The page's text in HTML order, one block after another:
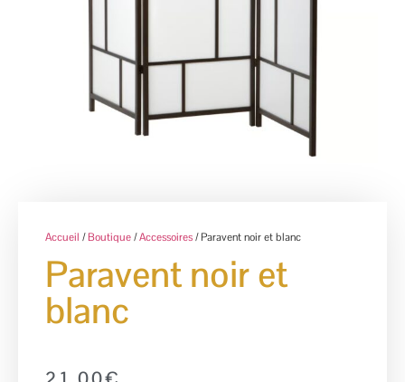
Accueil /Boutique/Accessoires/ Paravent noir et blanc
Paravent noir et
blanc